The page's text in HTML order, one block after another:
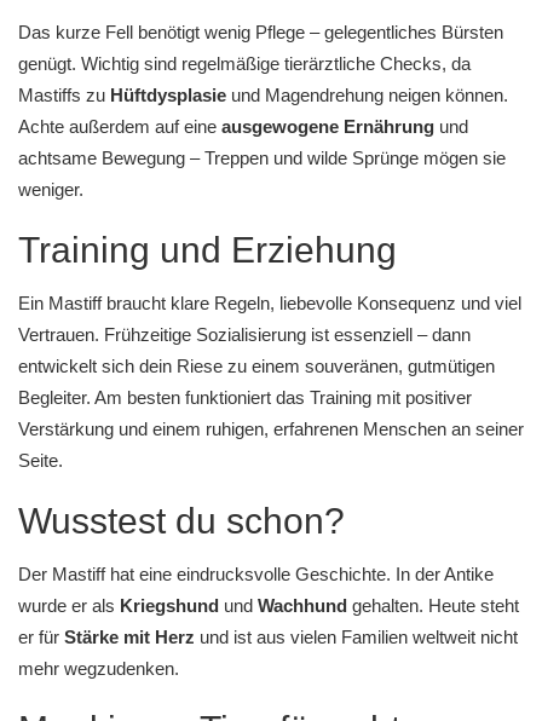
Das kurze Fell benötigt wenig Pflege – gelegentliches Bürsten
genügt. Wichtig sind regelmäßige tierärztliche Checks, da
Mastiffs zu Hüftdysplasie und Magendrehung neigen können.
Achte außerdem auf eine ausgewogene Ernährung und
achtsame Bewegung – Treppen und wilde Sprünge mögen sie
weniger.
Training und Erziehung
Ein Mastiff braucht klare Regeln, liebevolle Konsequenz und viel
Vertrauen. Frühzeitige Sozialisierung ist essenziell – dann
entwickelt sich dein Riese zu einem souveränen, gutmütigen
Begleiter. Am besten funktioniert das Training mit positiver
Verstärkung und einem ruhigen, erfahrenen Menschen an seiner
Seite.
Wusstest du schon?
Der Mastiff hat eine eindrucksvolle Geschichte. In der Antike
wurde er als Kriegshund und Wachhund gehalten. Heute steht
er für Stärke mit Herz und ist aus vielen Familien weltweit nicht
mehr wegzudenken.